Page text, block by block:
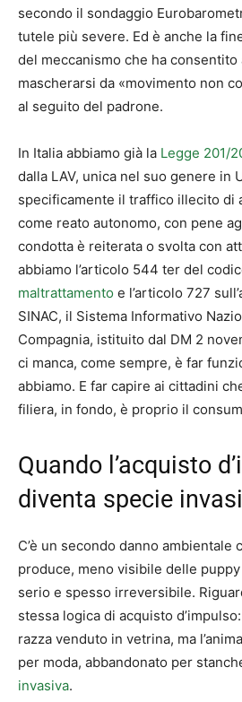
secondo il sondaggio
tutele più severe. Ed è anche la
del meccanismo che ha
mascherarsi da «movimento non
al seguito del padrone.
In Italia abbiamo già la Legge 201/
dalla LAV, unica nel suo genere in
specificamente il traffico illecito di
come reato autonomo, con pene
condotta è reiterata o svolta con
abbiamo l’articolo 544 ter del
maltrattamento e l’articolo 727
SINAC, il Sistema Informativo
Compagnia, istituito dal DM 2
ci manca, come sempre, è far
abbiamo. E far capire ai cittadini
filiera, in fondo, è proprio il
Quando l’acquisto
diventa specie
C’è un secondo danno ambientale
produce, meno visibile delle
serio e spesso irreversibile.
stessa logica di acquisto
razza venduto in vetrina, ma
per moda, abbandonato per
invasiva.